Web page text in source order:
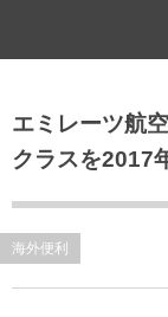
エミレーツ航
クラスを2017
海外便利
未分類